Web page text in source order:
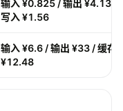
输入 ¥0.825 / 输出 ¥4.13 /
写入 ¥1.56
输入 ¥6.6 / 输出 ¥33 / 缓存
¥12.48